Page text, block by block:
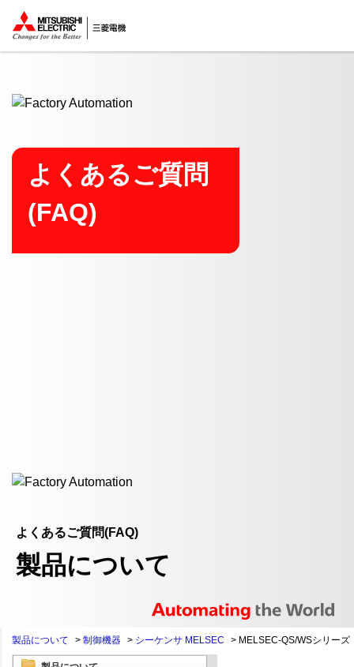
ここから本文
よくあるご質問
(FAQ)
よくあるご質問(FAQ)
製品について
製品について > 制御機器 > シーケンサ MELSEC > MELSEC-QS/WSシリーズ